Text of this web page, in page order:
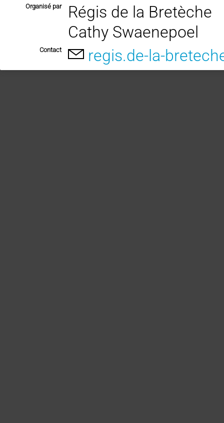
Organisé par
Régis de la Bretèche
Cathy Swaenepoel
Contact regis.de-la-